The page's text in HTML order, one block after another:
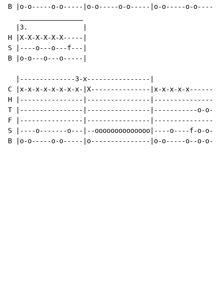
B |o-o-----o-o-----|o-o-----o-o-----|o-o-----o-
  |3.              |
H |X-X-X-X-X-X-----|
S |----o---o---f---|
B |o-o---o---o-----|
  |--------------3-x----------------|
C |x-x-x-x-x-x-x-x-|X---------------|x-x-x-x-x------
H |----------------|----------------
T |----------------|----------------|-----------o-
F |----------------|----------------
S |----o-------o---|--oooooooooooooo|----o----f-o-
B |o-o-----o-o-----|o---------------|o-o-----o--o-o-